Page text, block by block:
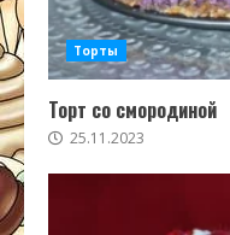
Торты
Торт со смородиной
25.11.2023